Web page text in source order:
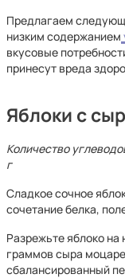
Предлагаем
низким содержанием
вкусовые
принесут вреда
Яблоки с
Количество
г
Сладкое сочное
сочетание белка,
Разрежьте яблоко на
граммов сыра
сбалансированный